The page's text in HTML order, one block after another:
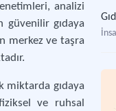
analizi
güvenilir gıdaya
merkez ve taşra
miktarda gıdaya
ve ruhsal